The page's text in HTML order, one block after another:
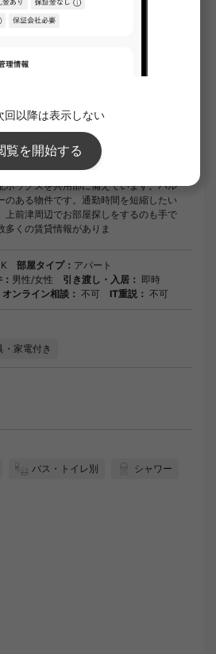
(月額) セキュリティ面は、オートロッ
でも優れております。室内設備はエアコ
具・家電付など大変充実しております。
注文する時に時間を気にしなくてよくな
ボックスを共用部に備えています。バル
のある物件です。通勤時間を短縮したい
上前津周辺でお部屋探しをするのも手で
多くの賃貸情報がありま
部屋タイプ： アパート
男性/女性 引き渡し・入居： 即時
オンライン相談： 不可 IT重説： 不可
・家電付き
バス・トイレ別 シャワー